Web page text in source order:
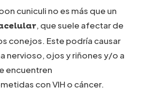
cuniculi no es más que un
, que suele afectar de
conejos. Este podría causar
nervioso, ojos y riñones y/o a
encuentren
con VIH o cáncer.